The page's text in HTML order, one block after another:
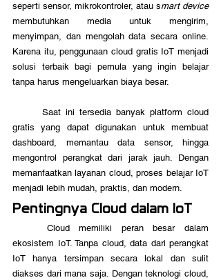
seperti sensor, mikrokontroler, atau s
mart device
membutuhkan media untuk mengirim,
menyimpan, dan mengolah data secara online.
Karena itu, penggunaan cloud gratis IoT menjadi
solusi terbaik bagi pemula yang ingin belajar
tanpa harus mengeluarkan biaya besar.
gratis yang dapat digunakan untuk membuat
dashboard, memantau data sensor, hingga
mengontrol perangkat dari jarak jauh. Dengan
memanfaatkan layanan cloud, proses belajar IoT
menjadi lebih mudah, praktis, dan modern.
Pentingnya Cloud dalam IoT
ekosistem IoT. Tanpa cloud, data dari perangkat
IoT hanya tersimpan secara lokal dan sulit
diakses dari mana saja. Dengan teknologi cloud,